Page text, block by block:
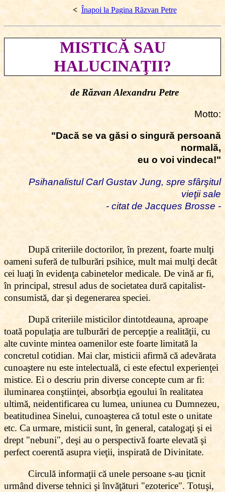
< Înapoi la Pagina Răzvan Petre
MISTICĂ SAU
HALUCINAŢII?
de Răzvan Alexandru Petre
Motto:
"Dacă se va găsi o singură persoană
normală,
eu o voi vindeca!"
Psihanalistul Carl Gustav Jung, spre sfârşitul
vieţii sale
- citat de Jacques Brosse -
După criteriile doctorilor, în prezent, foarte mulţi
oameni suferă de tulburări psihice, mult mai mulţi decât
cei luaţi în evidenţa cabinetelor medicale. De vină ar fi,
în principal, stresul adus de societatea dură capitalist-
consumistă, dar şi degenerarea speciei.
După criteriile misticilor dintotdeauna, aproape
toată populaţia are tulburări de percepţie a realităţii, cu
alte cuvinte mintea oamenilor este foarte limitată la
concretul cotidian. Mai clar, misticii afirmă că adevărata
cunoaştere nu este intelectuală, ci este efectul experienţei
mistice. Ei o descriu prin diverse concepte cum ar fi:
iluminarea conştiinţei, absorbţia egoului în realitatea
ultimă, neidentificarea cu lumea, uniunea cu Dumnezeu,
beatitudinea Sinelui, cunoaşterea că totul este o unitate
etc. Ca urmare, misticii sunt, în general, catalogaţi şi ei
drept "nebuni", deşi au o perspectivă foarte elevată şi
perfect coerentă asupra vieţii, inspirată de Divinitate.
Circulă informaţii că unele persoane s-au ţicnit
urmând diverse tehnici şi învăţături "ezoterice". Totuşi,